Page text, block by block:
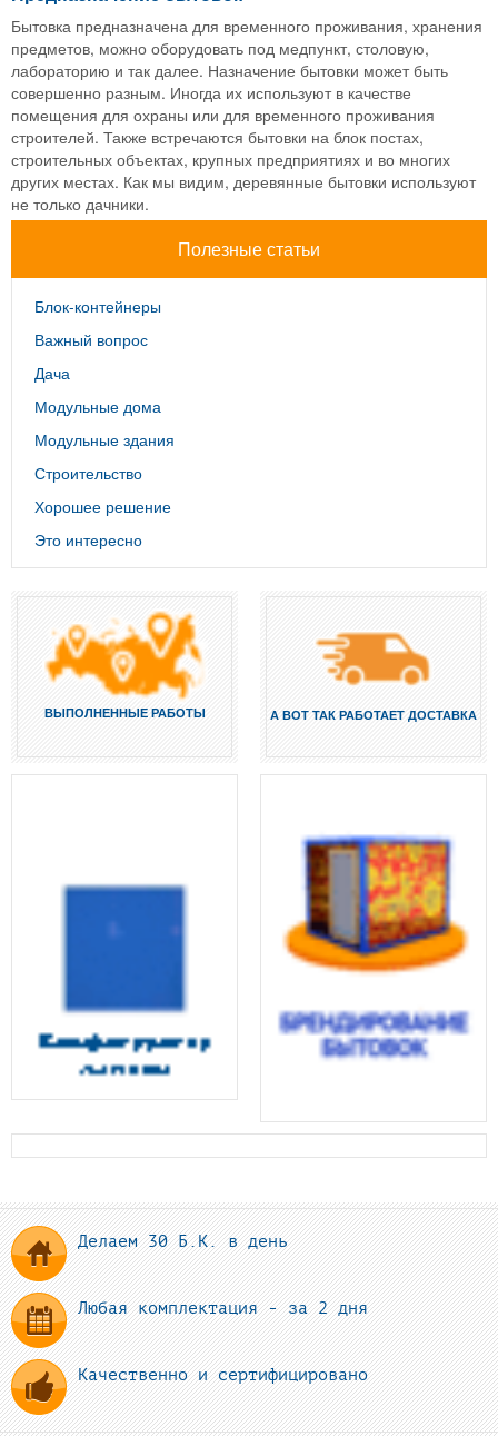
Бытовка предназначена для временного проживания, хранения
предметов, можно оборудовать под медпункт, столовую,
лабораторию и так далее. Назначение бытовки может быть
совершенно разным. Иногда их используют в качестве
помещения для охраны или для временного проживания
строителей. Также встречаются бытовки на блок постах,
строительных объектах, крупных предприятиях и во многих
других местах. Как мы видим, деревянные бытовки используют
не только дачники.
Полезные статьи
Блок-контейнеры
Важный вопрос
Дача
Модульные дома
Модульные здания
Строительство
Хорошее решение
Это интересно
ВЫПОЛНЕННЫЕ РАБОТЫ А ВОТ ТАК РАБОТАЕТ ДОСТАВКА
Делаем 30 Б.К. в день
Любая комплектация - за 2 дня
Качественно и сертифицировано